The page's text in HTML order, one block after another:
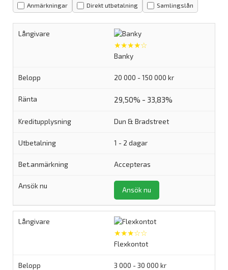
Anmärkningar Direkt utbetalning Samlingslån
★★★★☆
Banky
20 000 - 150 000 kr
29,50% - 33,83%
Dun & Bradstreet
1 - 2 dagar
Accepteras
Ansök nu
★★★☆☆
Flexkontot
3 000 - 30 000 kr